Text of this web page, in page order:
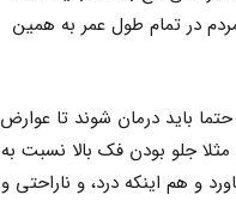
در تمام طول عمر به همین
باید درمان شوند تا عوارض
جلو بودن فک بالا نسبت به
و هم اینکه درد، و ناراحتی و